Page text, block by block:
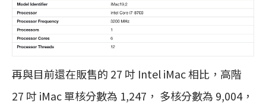
再與目前還在販售的 27 吋 Intel iMac 相比，高階
27 吋 iMac 單核分數為 1,247， 多核分數為 9,004，